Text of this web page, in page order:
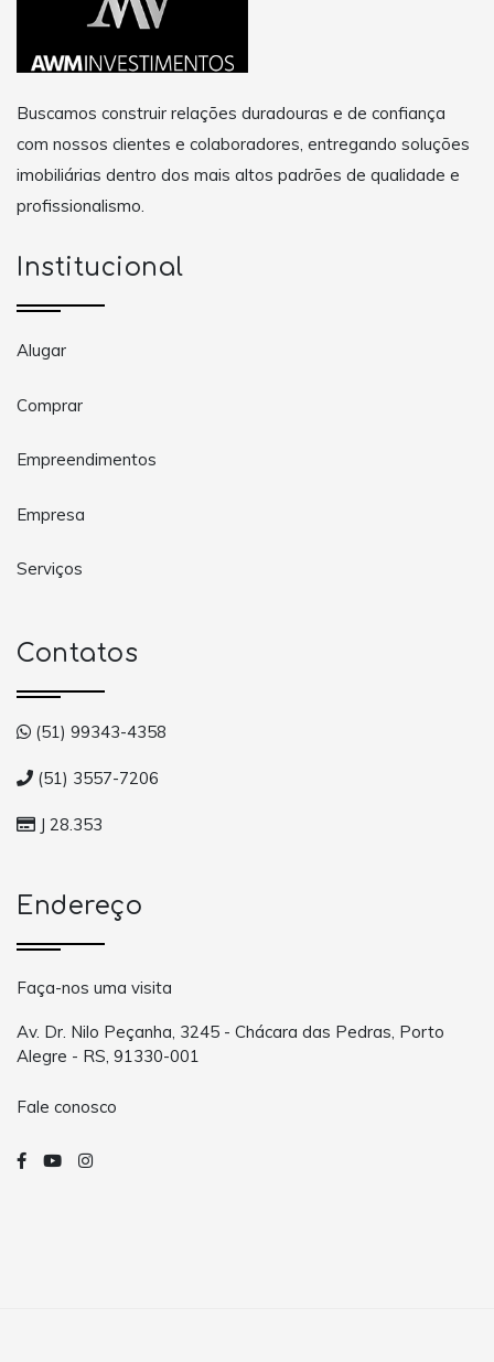
Buscamos construir relações duradouras e de confiança
com nossos clientes e colaboradores, entregando soluções
imobiliárias dentro dos mais altos padrões de qualidade e
profissionalismo.
Institucional
Alugar
Comprar
Empreendimentos
Empresa
Serviços
Contatos
(51) 99343-4358
(51) 3557-7206
J 28.353
Endereço
Faça-nos uma visita
Av. Dr. Nilo Peçanha, 3245 - Chácara das Pedras, Porto
Alegre - RS, 91330-001
Fale conosco